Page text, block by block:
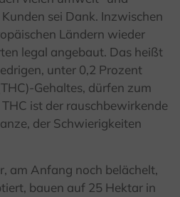
sei Dank. Inzwischen
Ländern wieder
legal angebaut. Das heißt
unter 0,2 Prozent
Gehaltes, dürfen zum
ist der rauschbewirkende
der Schwierigkeiten
am Anfang noch belächelt,
bauen auf 25 Hektar in